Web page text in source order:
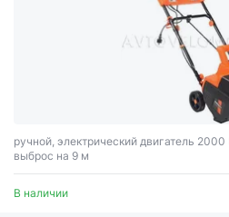
ручной, электрический двигатель
выброс на 9 м
В наличии